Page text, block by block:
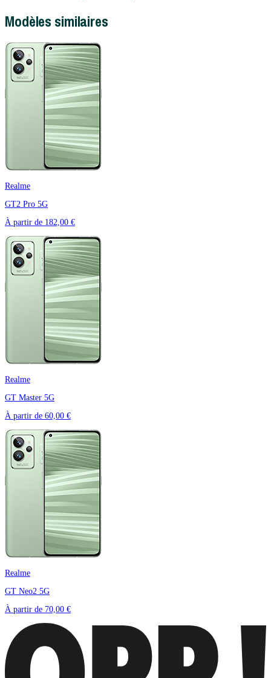
Modèles similaires
Realme
GT2 Pro 5G
À partir de 182,00 €
Realme
GT Master 5G
À partir de 60,00 €
Realme
GT Neo2 5G
À partir de 70,00 €